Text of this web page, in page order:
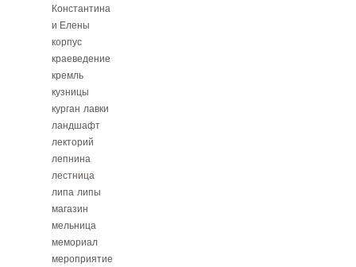
Константина
и Елены
корпус
краеведение
кремль
кузницы
курган лавки
ландшафт
лекторий
лепнина
лестница
липа липы
магазин
мельница
мемориал
мероприятие